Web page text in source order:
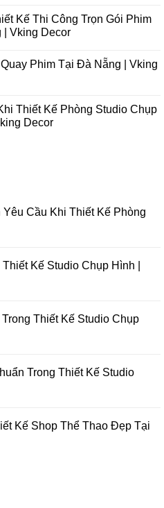
Kế Thi Công Trọn Gói Phim
Vking Decor
Phim Tại Đà Nẵng | Vking
Thiết Kế Phòng Studio Chụp
Decor
Yêu Cầu Khi Thiết Kế Phòng
Kế Studio Chụp Hình |
Thiết Kế Studio Chụp
Trong Thiết Kế Studio
Kế Shop Thể Thao Đẹp Tại